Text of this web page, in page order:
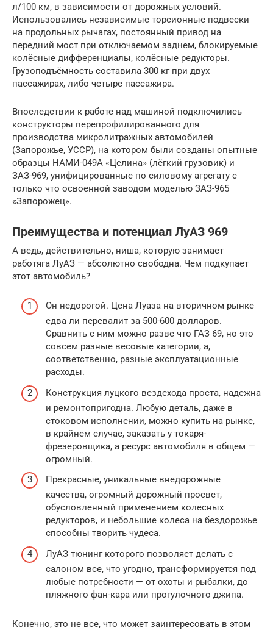
л/100 км, в зависимости от дорожных условий.
Использовались независимые торсионные подвески
на продольных рычагах, постоянный привод на
передний мост при отключаемом заднем, блокируемые
колёсные дифференциалы, колёсные редукторы.
Грузоподъёмность составила 300 кг при двух
пассажирах, либо четыре пассажира.
Впоследствии к работе над машиной подключились
конструкторы перепрофилированного для
производства микролитражных автомобилей
(Запорожье, УССР), на котором были созданы опытные
образцы НАМИ-049А «Целина» (лёгкий грузовик) и
ЗАЗ-969, унифицированные по силовому агрегату с
только что освоенной заводом моделью ЗАЗ-965
«Запорожец».
Преимущества и потенциал ЛуАЗ 969
А ведь, действительно, ниша, которую занимает
работяга ЛуАЗ — абсолютно свободна. Чем подкупает
этот автомобиль?
Он недорогой. Цена Луаза на вторичном рынке
едва ли перевалит за 500-600 долларов.
Сравнить с ним можно разве что ГАЗ 69, но это
совсем разные весовые категории, а,
соответственно, разные эксплуатационные
расходы.
Конструкция луцкого вездехода проста, надежна
и ремонтопригодна. Любую деталь, даже в
стоковом исполнении, можно купить на рынке,
в крайнем случае, заказать у токаря-
фрезеровщика, а ресурс автомобиля в общем —
огромный.
Прекрасные, уникальные внедорожные
качества, огромный дорожный просвет,
обусловленный применением колесных
редукторов, и небольшие колеса на бездорожье
способны творить чудеса.
ЛуАЗ тюнинг которого позволяет делать с
салоном все, что угодно, трансформируется под
любые потребности — от охоты и рыбалки, до
пляжного фан-кара или прогулочного джипа.
Конечно, это не все, что может заинтересовать в этом